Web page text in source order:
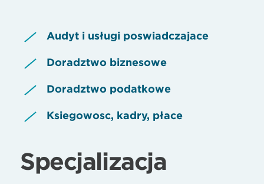
Audyt i usługi poświadczające
Doradztwo biznesowe
Doradztwo podatkowe
Księgowość, kadry, płace
Specjalizacja